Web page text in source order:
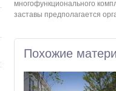
многофункционального
заставы предполагается
Похожие